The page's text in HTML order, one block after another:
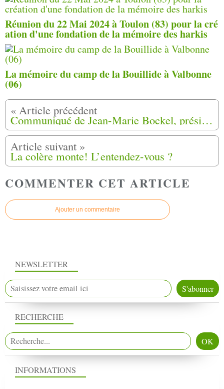
Réunion du 22 Mai 2024 à Toulon (83) pour la cré
ation d'une fondation de la mémoire des harkis
La mémoire du camp de la Bouillide à Valbonne
(06)
Communiqué de Jean-Marie Bockel, président de la CNIH
La colère monte! L’entendez-vous ?
COMMENTER CET ARTICLE
Ajouter un commentaire
NEWSLETTER
RECHERCHE
INFORMATIONS